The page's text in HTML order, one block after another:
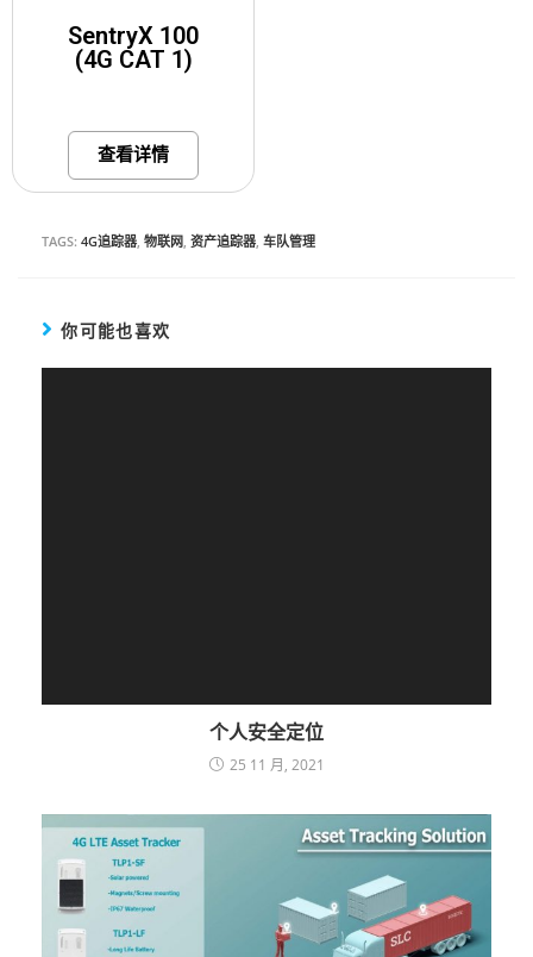
SentryX 100
(4G CAT 1)
查看详情
TAGS: 4G追踪器 物联网 资产追踪器 车队管理
你可能也喜欢
个人安全定位
25 11 月, 2021